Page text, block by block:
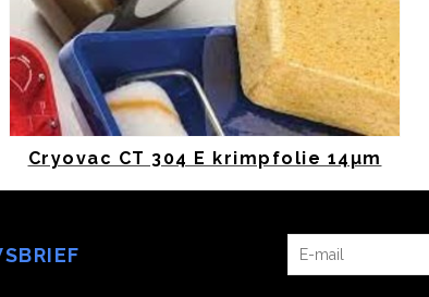
Cryovac CT 304 E krimpfolie 14µm